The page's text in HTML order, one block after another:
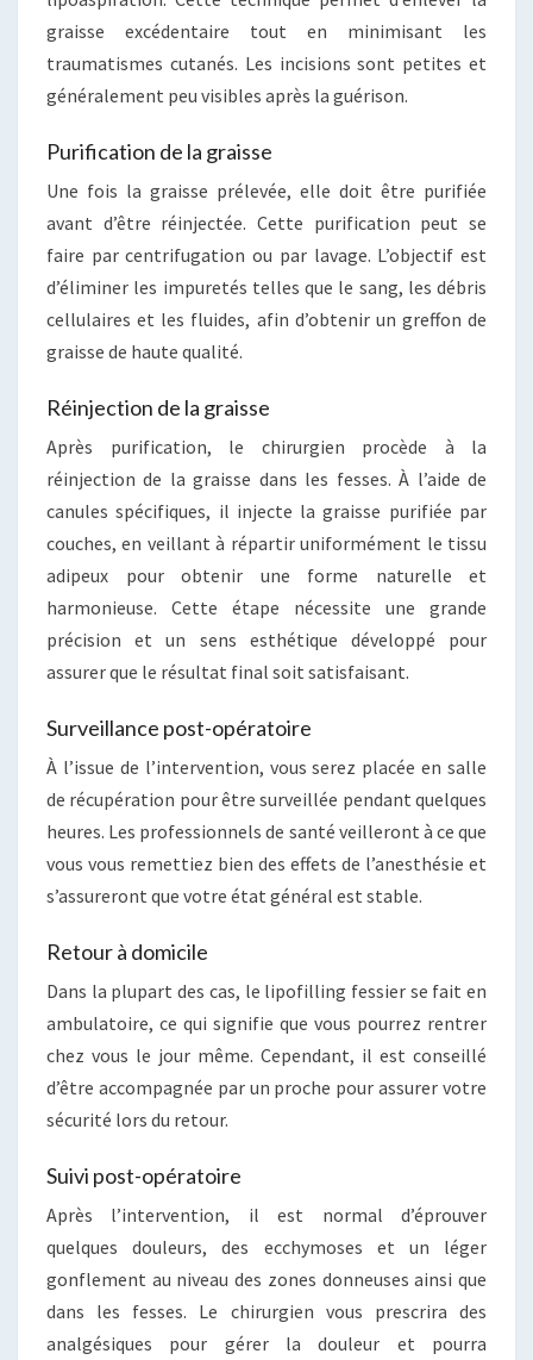
graisse excédentaire tout en minimisant les
traumatismes cutanés. Les incisions sont petites et
généralement peu visibles après la guérison.
Purification de la graisse
Une fois la graisse prélevée, elle doit être purifiée
avant d’être réinjectée. Cette purification peut se
faire par centrifugation ou par lavage. L’objectif est
d’éliminer les impuretés telles que le sang, les débris
cellulaires et les fluides, afin d’obtenir un greffon de
graisse de haute qualité.
Réinjection de la graisse
Après purification, le chirurgien procède à la
réinjection de la graisse dans les fesses. À l’aide de
canules spécifiques, il injecte la graisse purifiée par
couches, en veillant à répartir uniformément le tissu
adipeux pour obtenir une forme naturelle et
harmonieuse. Cette étape nécessite une grande
précision et un sens esthétique développé pour
assurer que le résultat final soit satisfaisant.
Surveillance post-opératoire
À l’issue de l’intervention, vous serez placée en salle
de récupération pour être surveillée pendant quelques
heures. Les professionnels de santé veilleront à ce que
vous vous remettiez bien des effets de l’anesthésie et
s’assureront que votre état général est stable.
Retour à domicile
Dans la plupart des cas, le lipofilling fessier se fait en
ambulatoire, ce qui signifie que vous pourrez rentrer
chez vous le jour même. Cependant, il est conseillé
d’être accompagnée par un proche pour assurer votre
sécurité lors du retour.
Suivi post-opératoire
Après l’intervention, il est normal d’éprouver
quelques douleurs, des ecchymoses et un léger
gonflement au niveau des zones donneuses ainsi que
dans les fesses. Le chirurgien vous prescrira des
analgésiques pour gérer la douleur et pourra